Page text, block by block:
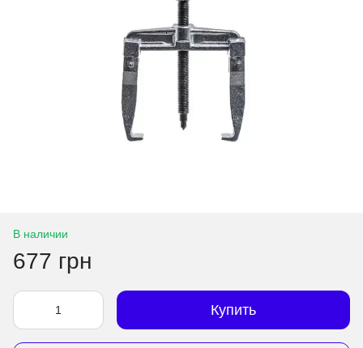
В наличии
677 грн
Купить